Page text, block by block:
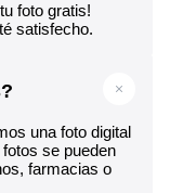
foto gratis!
satisfecho.
una foto digital
se pueden
farmacias o